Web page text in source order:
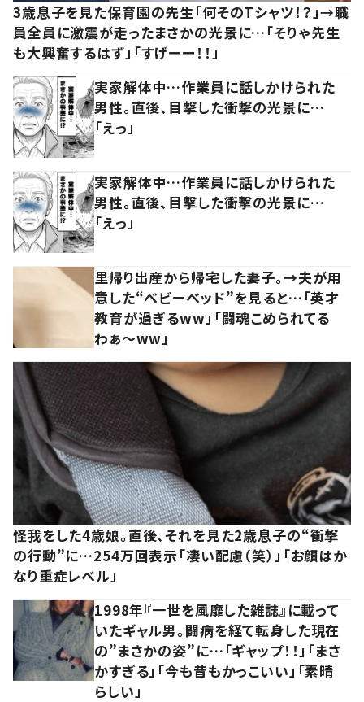
3歳息子を見た保育園の先生「何そのTシャツ！？」→職
員全員に激震が走ったまさかの光景に…「そりゃ先生
も大興奮するはず」「すげーー！！」
実家解体中…作業員に話しかけられた
男性。直後、目撃した衝撃の光景に…
「えっ」
実家解体中…作業員に話しかけられた
男性。直後、目撃した衝撃の光景に…
「えっ」
里帰り出産から帰宅した妻子。→夫が用
意した“ベビーベッド”を見ると…「英才
教育が過ぎるww」「闘魂こめられてる
わぁ～ww」
怪我をした4歳娘。直後、それを見た2歳息子の“衝撃
の行動”に…254万回表示「凄い配慮（笑）」「お顔はか
なり重症レベル」
1998年『一世を風靡した雑誌』に載って
いたギャル男。闘病を経て転身した現在
の”まさかの姿”に…「ギャップ！！」「まさ
かすぎる」「今も昔もかっこいい」「素晴
らしい」